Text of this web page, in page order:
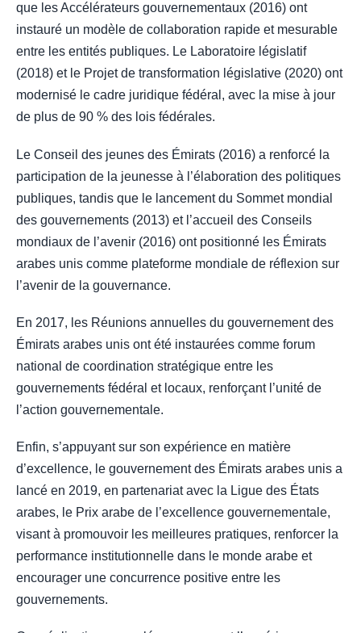
que les Accélérateurs gouvernementaux (2016) ont
instauré un modèle de collaboration rapide et mesurable
entre les entités publiques. Le Laboratoire législatif
(2018) et le Projet de transformation législative (2020) ont
modernisé le cadre juridique fédéral, avec la mise à jour
de plus de 90 % des lois fédérales.
Le Conseil des jeunes des Émirats (2016) a renforcé la
participation de la jeunesse à l’élaboration des politiques
publiques, tandis que le lancement du Sommet mondial
des gouvernements (2013) et l’accueil des Conseils
mondiaux de l’avenir (2016) ont positionné les Émirats
arabes unis comme plateforme mondiale de réflexion sur
l’avenir de la gouvernance.
En 2017, les Réunions annuelles du gouvernement des
Émirats arabes unis ont été instaurées comme forum
national de coordination stratégique entre les
gouvernements fédéral et locaux, renforçant l’unité de
l’action gouvernementale.
Enfin, s’appuyant sur son expérience en matière
d’excellence, le gouvernement des Émirats arabes unis a
lancé en 2019, en partenariat avec la Ligue des États
arabes, le Prix arabe de l’excellence gouvernementale,
visant à promouvoir les meilleures pratiques, renforcer la
performance institutionnelle dans le monde arabe et
encourager une concurrence positive entre les
gouvernements.